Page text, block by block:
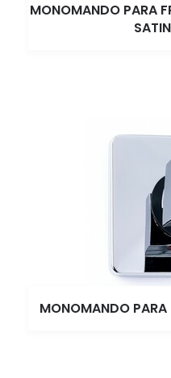
MONOMANDO PARA
MONOMANDO PARA